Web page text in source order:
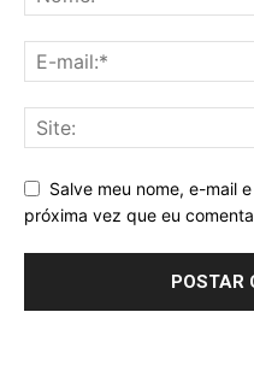
Salve meu nome, e-mail
próxima vez que eu